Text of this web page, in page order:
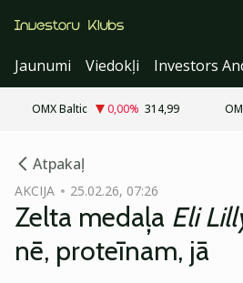
Jaunumi
Viedokļi Investors
OMX Baltic 0,00% 314,99
Atpakaļ
AKCIJA 25.02.26, 07:26
Zelta medaļa Eli
nē, proteīnam, jā